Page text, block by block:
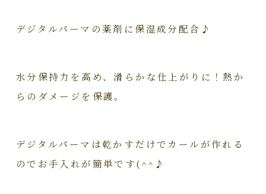
デジタルパーマの薬剤に保湿成分配合♪
水分保持力を高め、滑らかな仕上がりに！熱か
らのダメージを保護。
デジタルパーマは乾かすだけでカールが作れる
のでお手入れが簡単です(^^♪